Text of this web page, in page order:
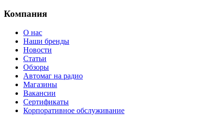
Компания
О нас
Наши бренды
Новости
Статьи
Обзоры
Автомаг на радио
Магазины
Вакансии
Сертификаты
Корпоративное обслуживание